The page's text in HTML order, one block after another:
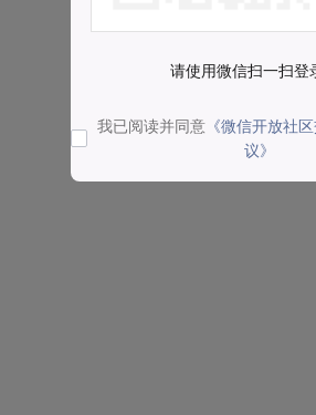
请使用微信扫一扫登
我已阅读并同意 《微信开放社
议》